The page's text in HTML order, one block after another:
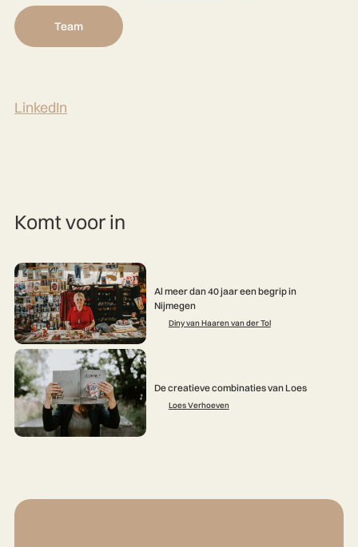
Team
LinkedIn
Komt voor in
Al meer dan 40 jaar een begrip in
Nijmegen
Diny van Haaren van der Tol
De creatieve combinaties van Loes
Loes Verhoeven